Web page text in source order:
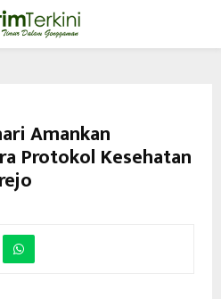
Amankan
Protokol Kesehatan